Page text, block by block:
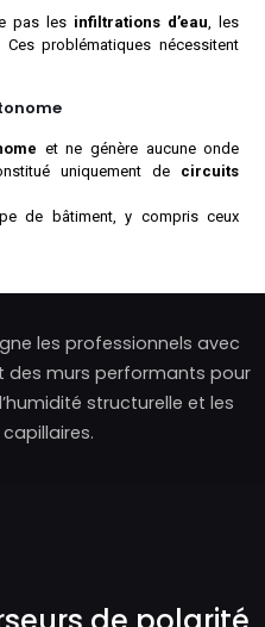
pas les infiltrations d’eau , les
. Ces problématiques nécessitent
et ne génère aucune onde
uniquement de circuits
de bâtiment, y compris ceux
les professionnels avec
des murs performants pour
structurelle et les